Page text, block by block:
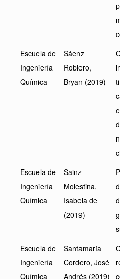
Escuela de
Ingeniería
Química
Sáenz
Roblero,
Bryan (2019)
Escuela de
Ingeniería
Química
Sainz
Molestina,
Isabela de
(2019)
Escuela de
Ingeniería
Química
Santamaría
Cordero, José
Andrés (2019)